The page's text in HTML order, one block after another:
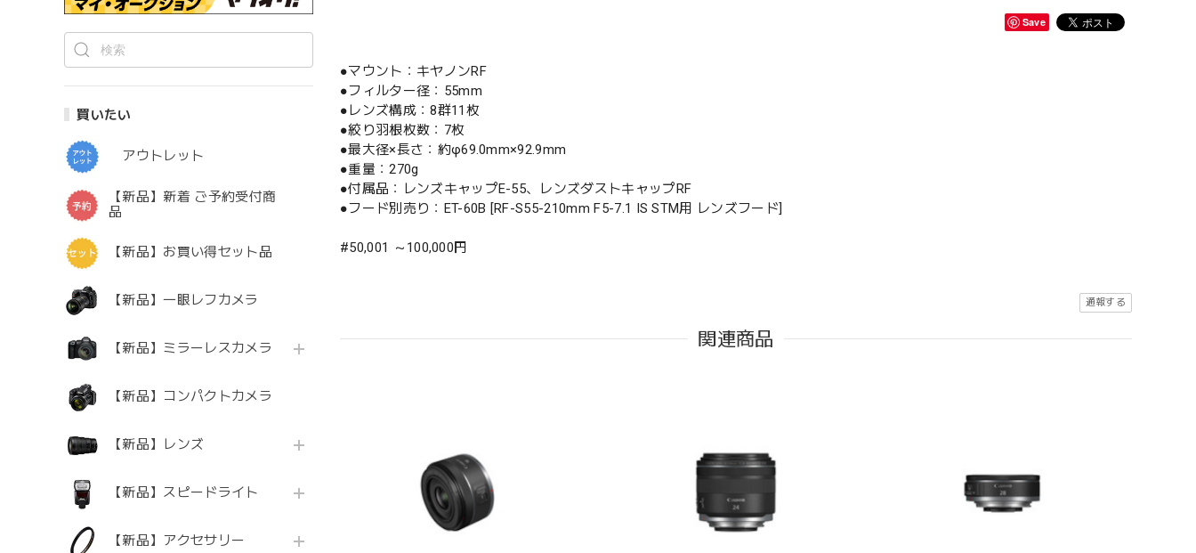
買いたい
アウトレット
【新品】新着 ご予約受付商
品
【新品】お買い得セット品
【新品】一眼レフカメラ
【新品】ミラーレスカメラ
【新品】コンパクトカメラ
【新品】レンズ
【新品】スピードライト
【新品】アクセサリー
Save
●マウント：キヤノンRF
●フィルター径：55mm
●レンズ構成：8群11枚
●絞り羽根枚数：7枚
●最大径×長さ：約φ69.0mm×92.9mm
●重量：270g
●付属品：レンズキャップE-55、レンズダストキャップRF
●フード別売り：ET-60B [RF-S55-210mm F5-7.1 IS STM用 レンズフード]
#50,001 ～100,000円
通報する
関連商品